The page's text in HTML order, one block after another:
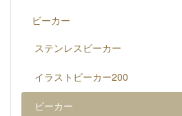
ビーカー
ステンレスビーカー
イラストビーカー200
ビーカー